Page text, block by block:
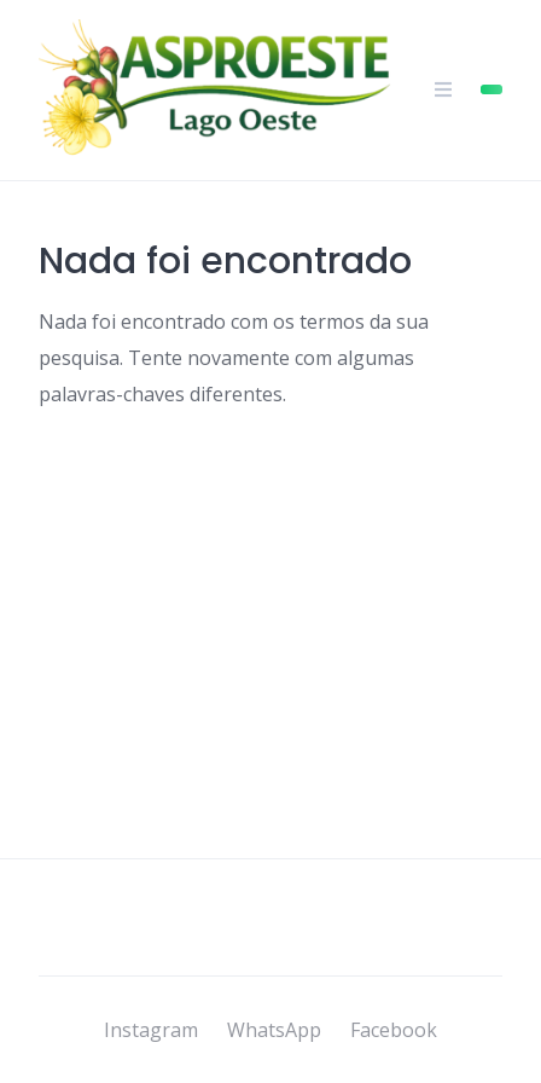
content
Nada foi encontrado
Nada foi encontrado com os termos da sua
pesquisa. Tente novamente com algumas
palavras-chaves diferentes.
Instagram WhatsApp Facebook